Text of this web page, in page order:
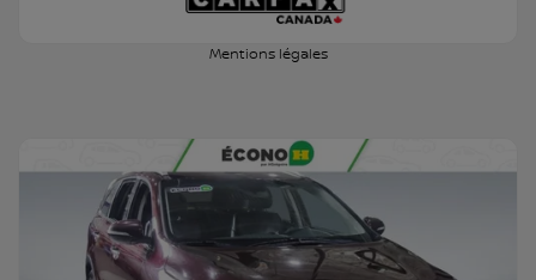
Mentions légales